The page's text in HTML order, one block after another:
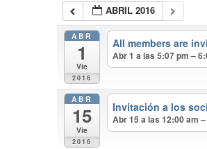
ABRIL 2016
ABR
1
Vie
2016
All members are
Abr 1 a las 5:07 pm –
ABR
15
Vie
2016
Invitación a los
Abr 15 a las 12:00 am